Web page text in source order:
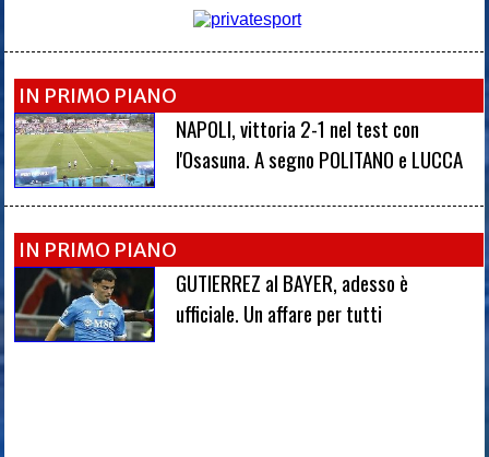
IN PRIMO PIANO
NAPOLI, vittoria 2-1 nel test con
l'Osasuna. A segno POLITANO e LUCCA
IN PRIMO PIANO
GUTIERREZ al BAYER, adesso è
ufficiale. Un affare per tutti